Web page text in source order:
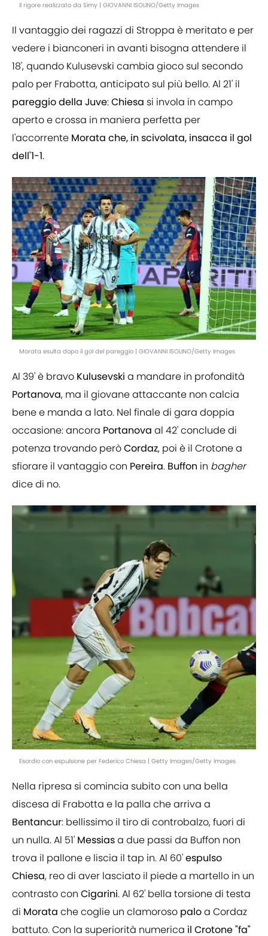
Il rigore realizzato da Simy | GIOVANNI ISOLINO/Getty Images
Il vantaggio dei ragazzi di Stroppa è meritato e per
vedere i bianconeri in avanti bisogna attendere il
18', quando Kulusevski cambia gioco sul secondo
palo per Frabotta, anticipato sul più bello. Al 21' il
pareggiodella Juve:Chiesa si invola in campo
aperto e crossa in maniera perfetta per
l'accorrente Morata che, in scivolata, insacca il gol
dell'1-1.
Morata esulta dopo il gol del pareggio | GIOVANNI ISOLINO/Getty Images
Al 39' è bravo Kulusevski a mandare in profondità
Portanova, ma il giovane attaccante non calcia
bene e manda a lato. Nel finale di gara doppia
occasione: ancora Portanova al 42' conclude di
potenza trovando peròCordaz, poi è il Crotone a
sfiorare il vantaggio con Pereira. Buffon in bagher
dice di no.
Esordio con espulsione per Federico Chiesa | Getty Images/Getty Images
Nella ripresa si comincia subito con una bella
discesa di Frabotta e la palla che arriva a
Bentancur: bellissimo il tiro di controbalzo, fuori di
un nulla. Al 51' Messiasa due passi da Buffon non
trova il pallone e liscia il tap in. Al 60'espulso
Chiesa, reo di aver lasciato il piede a martello in un
contrasto con Cigarini. Al 62' bella torsione di testa
di Morata che coglie un clamoroso paloa Cordaz
battuto. Con la superiorità numerica il Crotone "fa"